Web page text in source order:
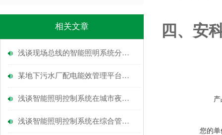
相关文章
浅谈现场总线的智能照明系统分析与应用研究
某地下污水厂配电能效管理平台设计与智能照明策略
浅谈智能照明控制系统在城市夜景照明中的运用
浅谈智能照明控制系统在综合管廊中的设计应用与研究
四、 安
您的单